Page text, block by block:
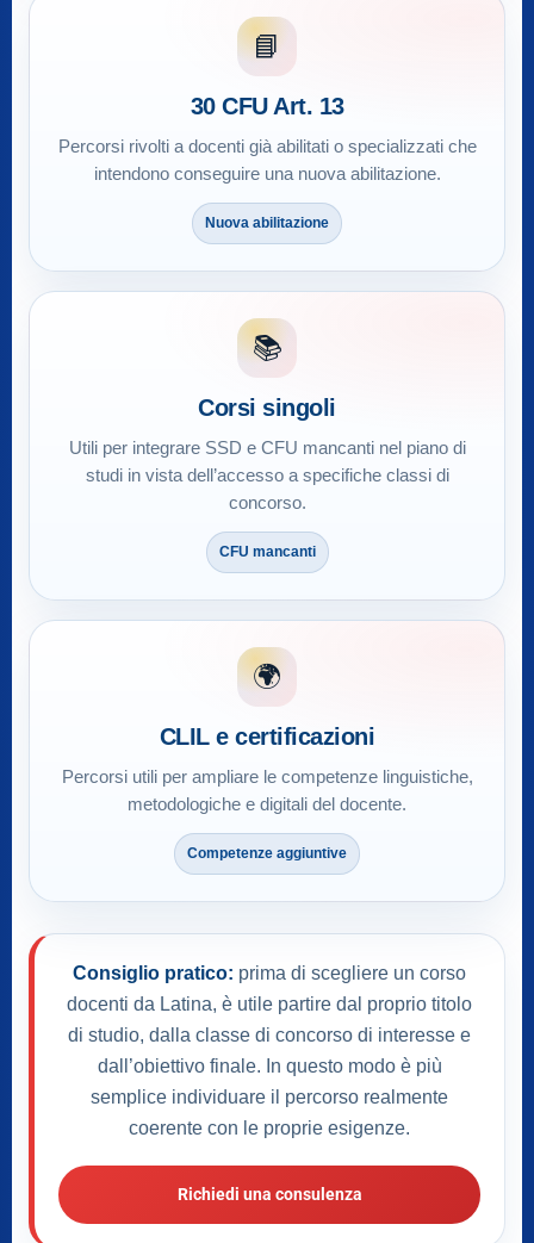
📘
30 CFU Art. 13
Percorsi rivolti a docenti già abilitati o specializzati che
intendono conseguire una nuova abilitazione.
Nuova abilitazione
📚
Corsi singoli
Utili per integrare SSD e CFU mancanti nel piano di
studi in vista dell’accesso a specifiche classi di
concorso.
CFU mancanti
🌍
CLIL e certificazioni
Percorsi utili per ampliare le competenze linguistiche,
metodologiche e digitali del docente.
Competenze aggiuntive
Consiglio pratico: prima di scegliere un corso
docenti da Latina, è utile partire dal proprio titolo
di studio, dalla classe di concorso di interesse e
dall’obiettivo finale. In questo modo è più
semplice individuare il percorso realmente
coerente con le proprie esigenze.
Richiedi una consulenza